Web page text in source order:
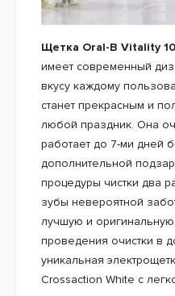
Щетка Oral-B Vitality
имеет современный
вкусу каждому
станет прекрасным и
любой праздник. Она
работает до 7-ми дней
дополнительной
процедуры чистки два
зубы невероятной
лучшую и
проведения очистки в
уникальная
Crossaction White с